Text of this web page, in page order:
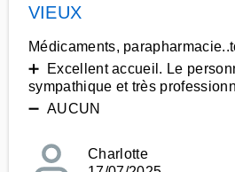
VIEUX
Médicaments,
➕ Excellent accueil. Le
sympathique et très
➖ AUCUN
Charlotte